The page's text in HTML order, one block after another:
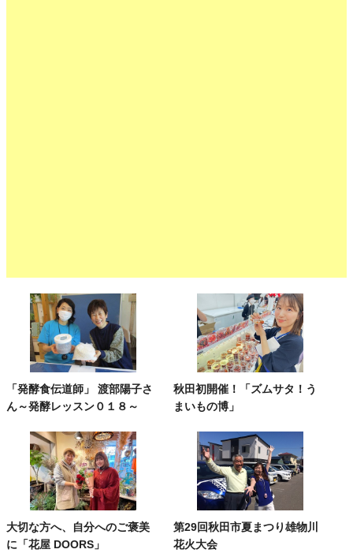
「発酵食伝道師」 渡部陽子さ
ん～発酵レッスン０１８～
秋田初開催！「ズムサタ！う
まいもの博」
大切な方へ、自分へのご褒美
に「花屋 DOORS」
第29回秋田市夏まつり雄物川
花火大会